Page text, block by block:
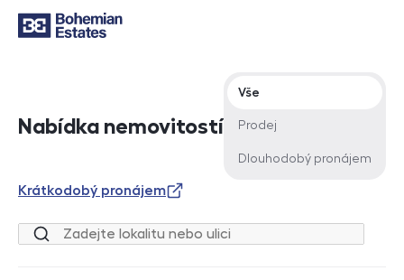
Nabídka nemovitostí
Typ nabídky
Vše
Prodej
Dlouhodobý pronájem
Krátkodobý pronájem
Lokalita nebo ulice